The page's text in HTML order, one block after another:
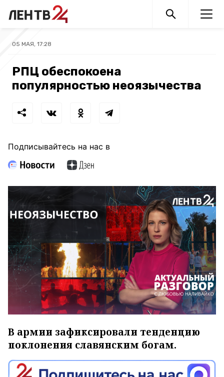
05 МАЯ, 17:28
РПЦ обеспокоена
популярностью неоязычества
Подписывайтесь на нас в
В армии зафиксировали тенденцию
поклонения славянским богам.